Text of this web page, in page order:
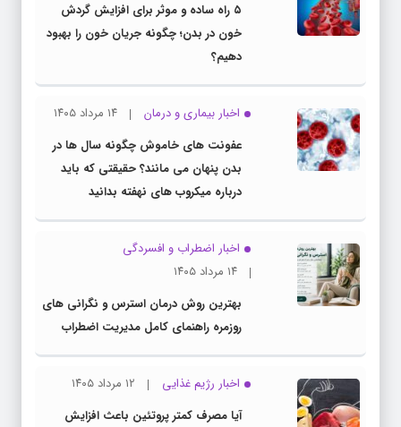
۵ راه ساده و موثر برای افزایش گردش
خون در بدن؛ چگونه جریان خون را بهبود
دهیم؟
اخبار بیماری و درمان
۱۴ مرداد ۱۴۰۵
عفونت های خاموش چگونه سال ها در
بدن پنهان می مانند؟ حقیقتی که باید
درباره میکروب های نهفته بدانید
اخبار اضطراب و افسردگی
۱۴ مرداد ۱۴۰۵
بهترین روش درمان استرس و نگرانی های
روزمره راهنمای کامل مدیریت اضطراب
اخبار رژیم غذایی
۱۲ مرداد ۱۴۰۵
آیا مصرف کمتر پروتئین باعث افزایش